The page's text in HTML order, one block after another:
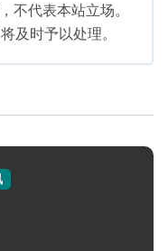
不代表本站立场。
及时予以处理。